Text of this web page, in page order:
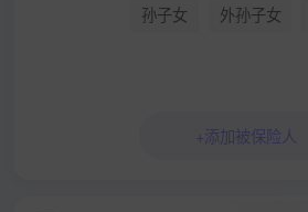
孙子女 外孙子女
+添加被保险人